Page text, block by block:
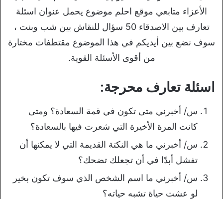
الأعزاء متابعي موقع احلم موضوع يحمل عنوان اسئلة
تعارف بين الاصدقاء 50 سؤال للنقاش بين شب وبنت ،
سوف نضع بين أيديكم في هذا الموضوع مقتطفات مختارة
من أقوى الأسئلة القوية.
اسئلة تعارف محرجة:
س/ أخبرني متى تكون في قمة السعادة؟ ومتى
كانت المرة الأخيرة التي شعرت فيها بالسعادة؟
س/ أخبرني ما هي النكتة القديمة التي لا يمكنها أن
تفشل أبدًا في أن تجعلك تضحك؟
س/ أخبرني ما اسم الشخص الذي سوف تكون بخير
لو عشت حياة تشبه حياته؟